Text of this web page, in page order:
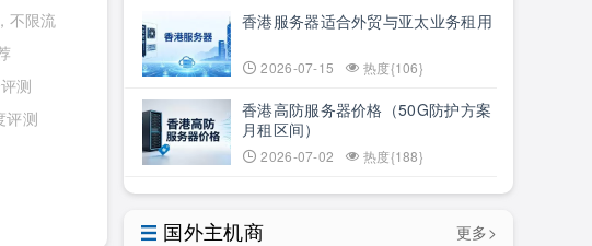
不限流
测
评测
香港服务器适合外贸与亚太业务租用
2026-07-15 热度{106}
香港高防服务器价格（50G防护方案
月租区间）
2026-07-02 热度{188}
国外主机商
更多>